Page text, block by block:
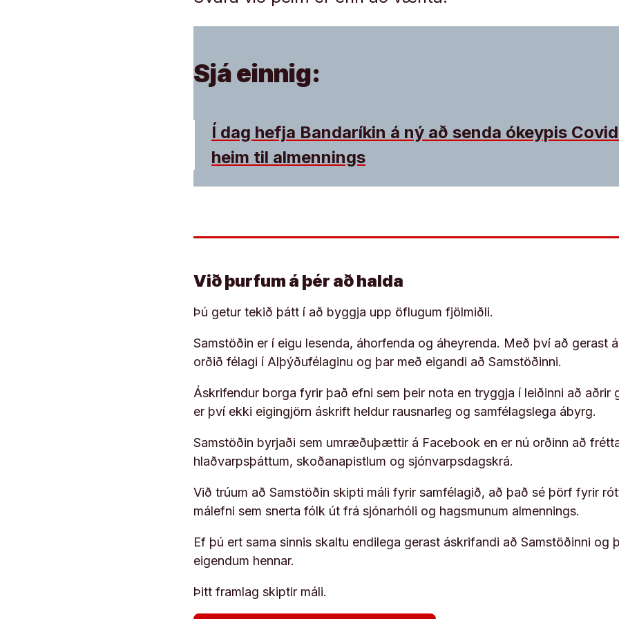
Sjá einnig:
Í dag hefja Bandaríkin á ný að senda ókeypis
heim til almennings
Við þurfum á þér að halda
Þú getur tekið þátt í að byggja upp öflugum fjölmiðli.
Samstöðin er í eigu lesenda, áhorfenda og áheyrenda. Með því að gerast
orðið félagi í Alþýðufélaginu og þar með eigandi að Samstöðinni.
Áskrifendur borga fyrir það efni sem þeir nota en tryggja í leiðinni að aðrir
er því ekki eigingjörn áskrift heldur rausnarleg og samfélagslega ábyrg.
Samstöðin byrjaði sem umræðuþættir á Facebook en er nú orðinn að
hlaðvarpsþáttum, skoðanapistlum og sjónvarpsdagskrá.
Við trúum að Samstöðin skipti máli fyrir samfélagið, að það sé þörf fyrir
málefni sem snerta fólk út frá sjónarhóli og hagsmunum almennings.
Ef þú ert sama sinnis skaltu endilega gerast áskrifandi að Samstöðinni og
eigendum hennar.
Þitt framlag skiptir máli.